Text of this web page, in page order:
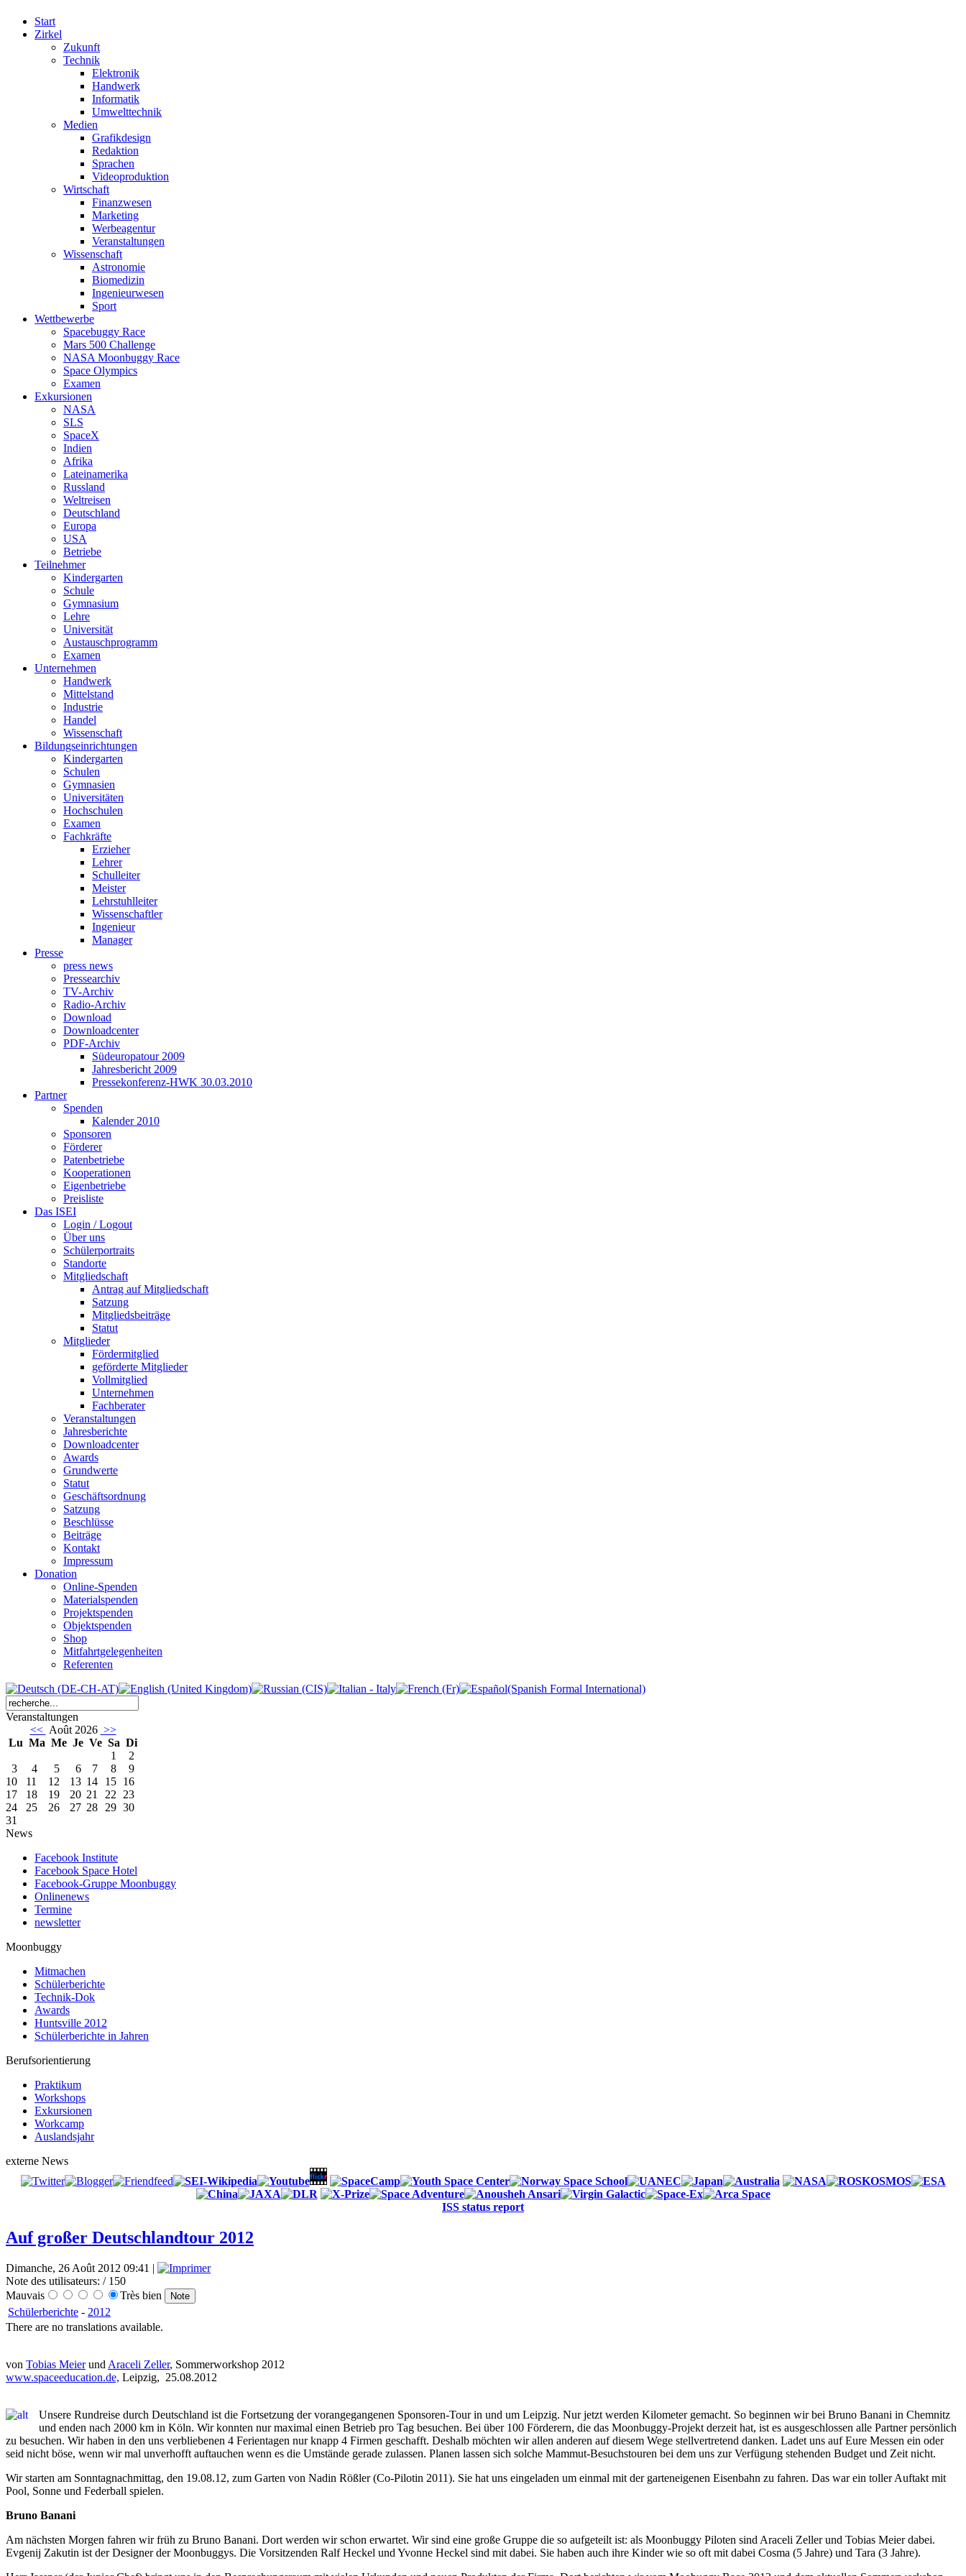
Start
Zirkel
Zukunft
Technik
Elektronik
Handwerk
Informatik
Umwelttechnik
Medien
Grafikdesign
Redaktion
Sprachen
Videoproduktion
Wirtschaft
Finanzwesen
Marketing
Werbeagentur
Veranstaltungen
Wissenschaft
Astronomie
Biomedizin
Ingenieurwesen
Sport
Wettbewerbe
Spacebuggy Race
Mars 500 Challenge
NASA Moonbuggy Race
Space Olympics
Examen
Exkursionen
NASA
SLS
SpaceX
Indien
Afrika
Lateinamerika
Russland
Weltreisen
Deutschland
Europa
USA
Betriebe
Teilnehmer
Kindergarten
Schule
Gymnasium
Lehre
Universität
Austauschprogramm
Examen
Unternehmen
Handwerk
Mittelstand
Industrie
Handel
Wissenschaft
Bildungseinrichtungen
Kindergarten
Schulen
Gymnasien
Universitäten
Hochschulen
Examen
Fachkräfte
Erzieher
Lehrer
Schulleiter
Meister
Lehrstuhlleiter
Wissenschaftler
Ingenieur
Manager
Presse
press news
Pressearchiv
TV-Archiv
Radio-Archiv
Download
Downloadcenter
PDF-Archiv
Südeuropatour 2009
Jahresbericht 2009
Pressekonferenz-HWK 30.03.2010
Partner
Spenden
Kalender 2010
Sponsoren
Förderer
Patenbetriebe
Kooperationen
Eigenbetriebe
Preisliste
Das ISEI
Login / Logout
Über uns
Schülerportraits
Standorte
Mitgliedschaft
Antrag auf Mitgliedschaft
Satzung
Mitgliedsbeiträge
Statut
Mitglieder
Fördermitglied
geförderte Mitglieder
Vollmitglied
Unternehmen
Fachberater
Veranstaltungen
Jahresberichte
Downloadcenter
Awards
Grundwerte
Statut
Geschäftsordnung
Satzung
Beschlüsse
Beiträge
Kontakt
Impressum
Donation
Online-Spenden
Materialspenden
Projektspenden
Objektspenden
Shop
Mitfahrtgelegenheiten
Referenten
Veranstaltungen
<< Août 2026 >>
Lu Ma Me Je Ve Sa Di
1
2
3
4 5 6 7 8
9
10
11 12 13 14 15 16
17
18 19 20 21 22 23
24
25 26 27 28 29 30
31
News
Facebook Institute
Facebook Space Hotel
Facebook-Gruppe Moonbuggy
Onlinenews
Termine
newsletter
Moonbuggy
Mitmachen
Schülerberichte
Technik-Dok
Awards
Huntsville 2012
Schülerberichte in Jahren
Berufsorientierung
Praktikum
Workshops
Exkursionen
Workcamp
Auslandsjahr
externe News
ISS status report
Auf großer Deutschlandtour 2012
Dimanche, 26 Août 2012 09:41 |
Note des utilisateurs: / 150
Mauvais
Très bien
Schülerberichte - 2012
There are no translations available.
von Tobias Meierund Araceli Zeller, Sommerworkshop 2012
www.spaceeducation.de, Leipzig, 25.08.2012
Unsere Rundreise durch Deutschland ist die Fortsetzung der vorangegangenen Sponsoren-Tour in und um Leipzig. Nur jetzt werden Kilometer gemacht. So beginnen wir bei Bruno Banani in Chemnitz
und enden nach 2000 km in Köln. Wir konnten nur maximal einen Betrieb pro Tag besuchen. Bei über 100 Förderern, die das Moonbuggy-Projekt derzeit hat, ist es ausgeschlossen alle Partner persönlich
zu besuchen. Wir haben in den uns verbliebenen 4 Ferientagen nur knapp 4 Firmen geschafft. Deshalb möchten wir allen anderen auf diesem Wege stellvertretend danken. Ladet uns auf Eure Messen ein oder
seid nicht böse, wenn wir mal unverhofft auftauchen wenn es die Umstände gerade zulassen. Planen lassen sich solche Mammut-Besuchstouren bei dem uns zur Verfügung stehenden Budget und Zeit nicht.
Wir starten am Sonntagnachmittag, den 19.08.12, zum Garten von Nadin Rößler (Co-Pilotin 2011). Sie hat uns eingeladen um einmal mit der garteneigenen Eisenbahn zu fahren. Das war ein toller Auftakt mit
Pool, Sonne und Federball spielen.
Bruno Banani
Am nächsten Morgen fahren wir früh zu Bruno Banani. Dort werden wir schon erwartet. Wir sind eine große Gruppe die so aufgeteilt ist: als Moonbuggy Piloten sind Araceli Zeller und Tobias Meier dabei.
Evgenij Zakutin ist der Designer der Moonbuggys. Die Vorsitzenden Ralf Heckel und Yvonne Heckel sind mit dabei. Sie haben auch ihre Kinder wie so oft mit dabei Cosma (5 Jahre) und Tara (3 Jahre).